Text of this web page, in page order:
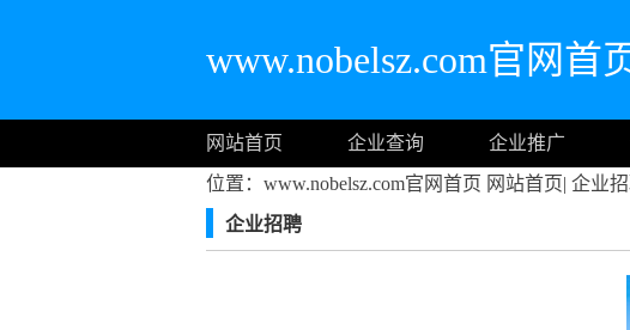
www.nobelsz.com官网首
网站首页 企业查询 企业推广
位置：www.nobelsz.com官网首页 网站首页| 企业
企业招聘